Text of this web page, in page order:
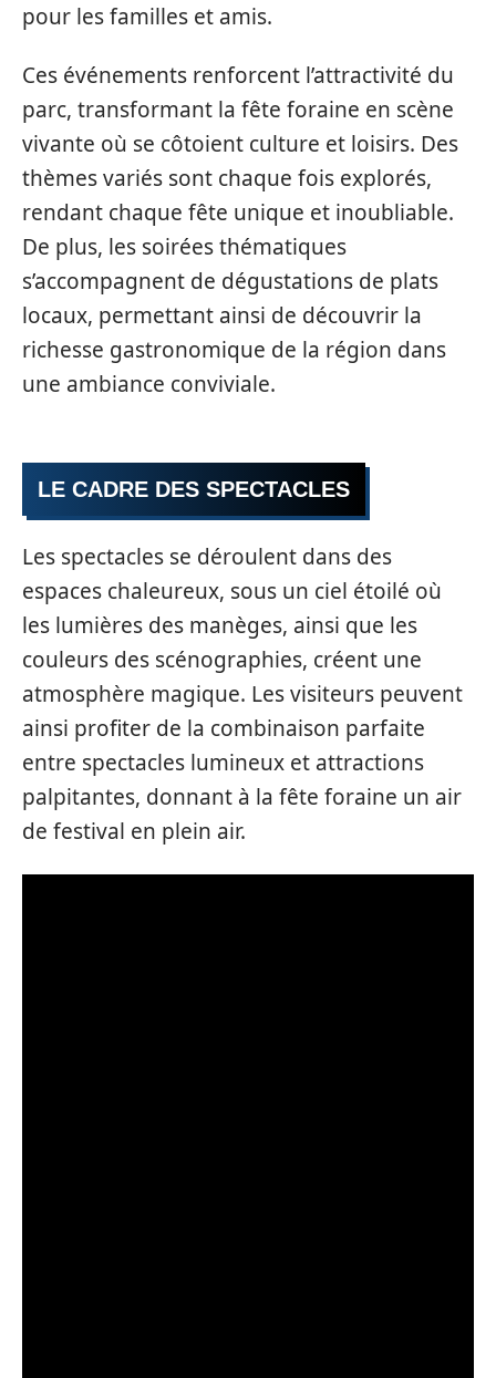
pour les familles et amis.
Ces événements renforcent l’attractivité du
parc, transformant la fête foraine en scène
vivante où se côtoient culture et loisirs. Des
thèmes variés sont chaque fois explorés,
rendant chaque fête unique et inoubliable.
De plus, les soirées thématiques
s’accompagnent de dégustations de plats
locaux, permettant ainsi de découvrir la
richesse gastronomique de la région dans
une ambiance conviviale.
LE CADRE DES SPECTACLES
Les spectacles se déroulent dans des
espaces chaleureux, sous un ciel étoilé où
les lumières des manèges, ainsi que les
couleurs des scénographies, créent une
atmosphère magique. Les visiteurs peuvent
ainsi profiter de la combinaison parfaite
entre spectacles lumineux et attractions
palpitantes, donnant à la fête foraine un air
de festival en plein air.